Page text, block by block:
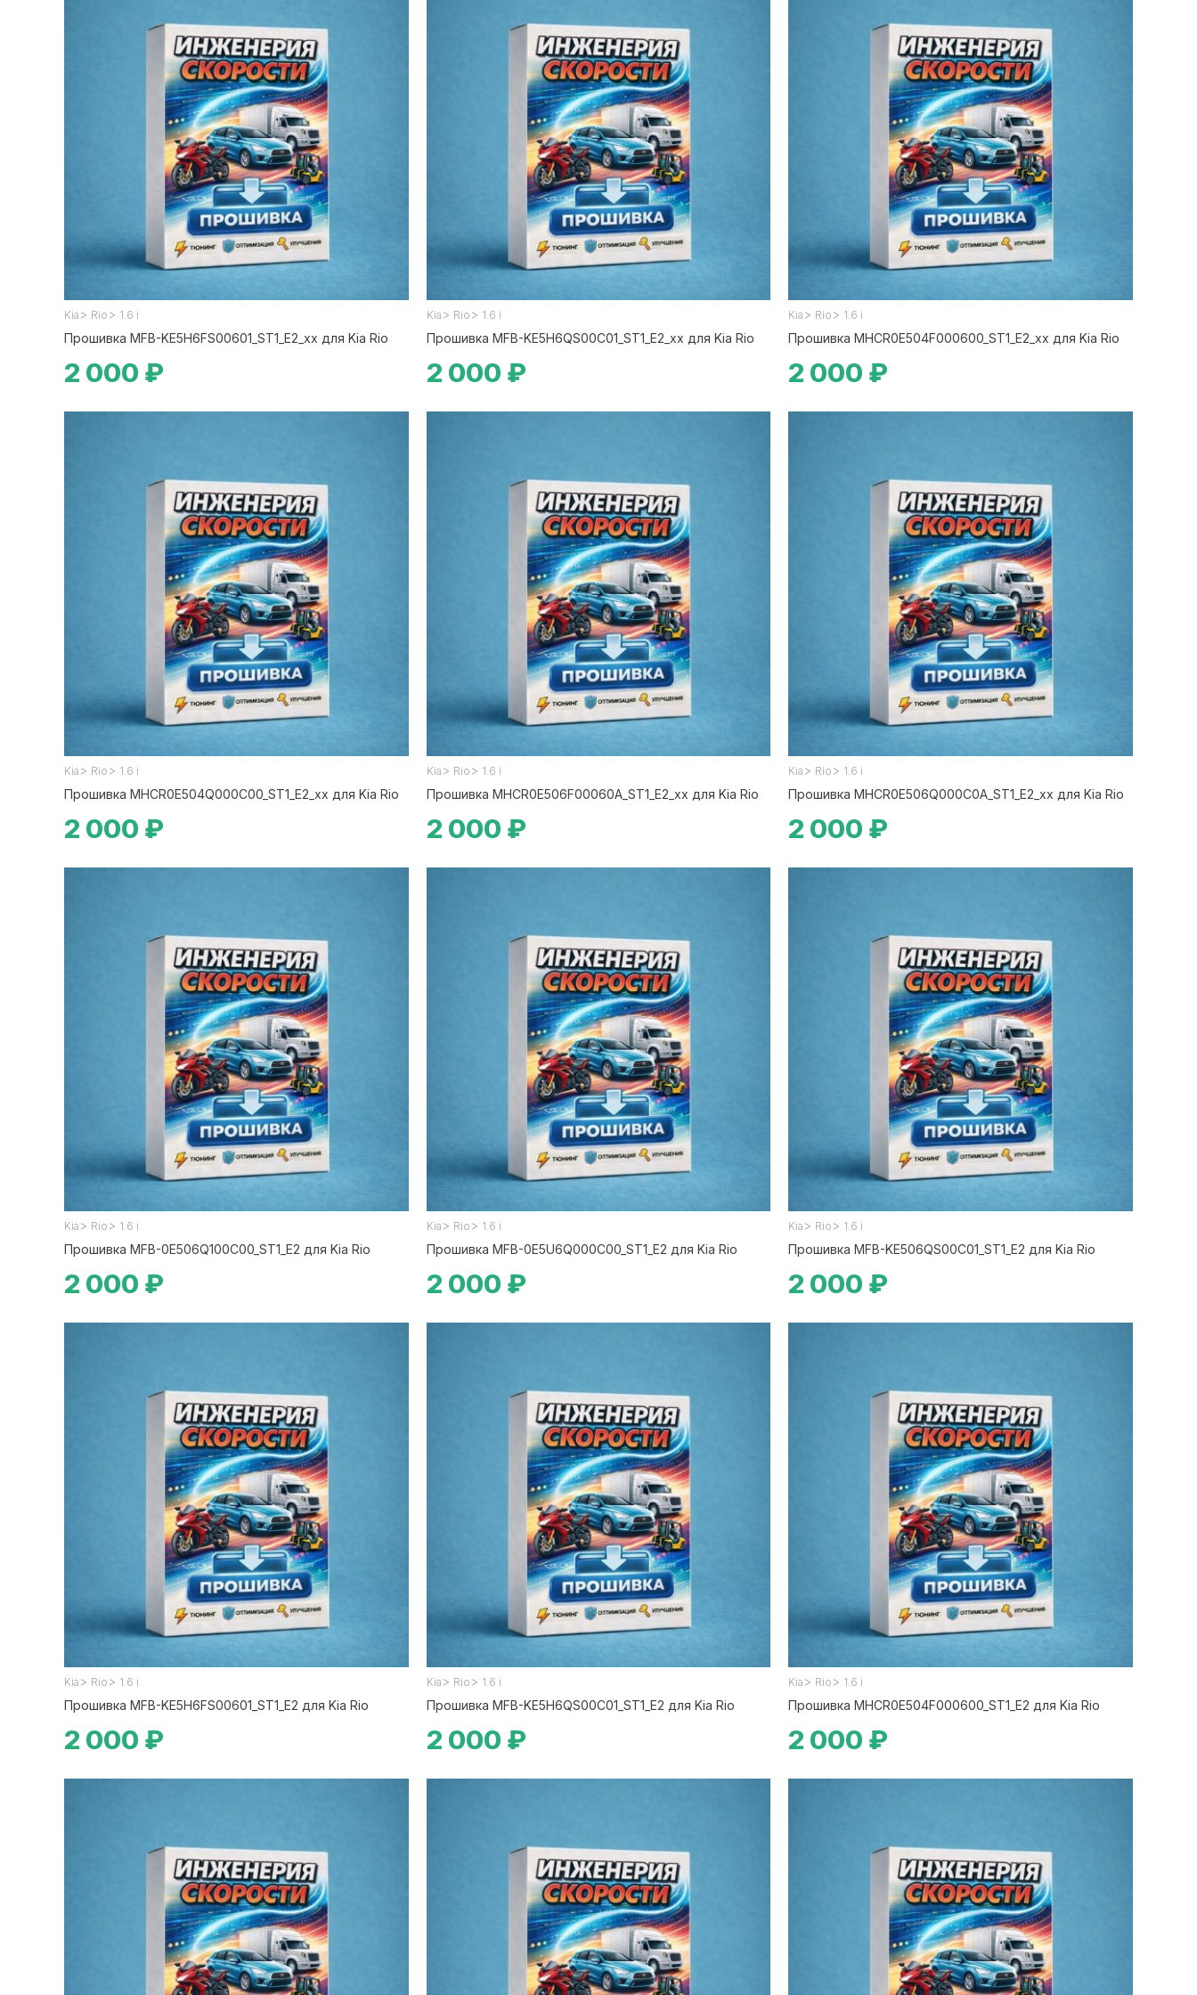
Kia > Rio > 1.6 i
Прошивка MFB-KE5H6FS00601_ST1_E2_xx для Kia Rio
2 000 ₽
Kia > Rio > 1.6 i
Прошивка MFB-KE5H6QS00C01_ST1_E2_xx для Kia Rio
2 000 ₽
Kia > Rio > 1.6 i
Прошивка MHCR0E504F000600_ST1_E2_xx для Kia Rio
2 000 ₽
Kia > Rio > 1.6 i
Прошивка MHCR0E504Q000C00_ST1_E2_xx для Kia Rio
2 000 ₽
Kia > Rio > 1.6 i
Прошивка MHCR0E506F00060A_ST1_E2_xx для Kia Rio
2 000 ₽
Kia > Rio > 1.6 i
Прошивка MHCR0E506Q000C0A_ST1_E2_xx для Kia Rio
2 000 ₽
Kia > Rio > 1.6 i
Прошивка MFB-0E506Q100C00_ST1_E2 для Kia Rio
2 000 ₽
Kia > Rio > 1.6 i
Прошивка MFB-0E5U6Q000C00_ST1_E2 для Kia Rio
2 000 ₽
Kia > Rio > 1.6 i
Прошивка MFB-KE506QS00C01_ST1_E2 для Kia Rio
2 000 ₽
Kia > Rio > 1.6 i
Прошивка MFB-KE5H6FS00601_ST1_E2 для Kia Rio
2 000 ₽
Kia > Rio > 1.6 i
Прошивка MFB-KE5H6QS00C01_ST1_E2 для Kia Rio
2 000 ₽
Kia > Rio > 1.6 i
Прошивка MHCR0E504F000600_ST1_E2 для Kia Rio
2 000 ₽